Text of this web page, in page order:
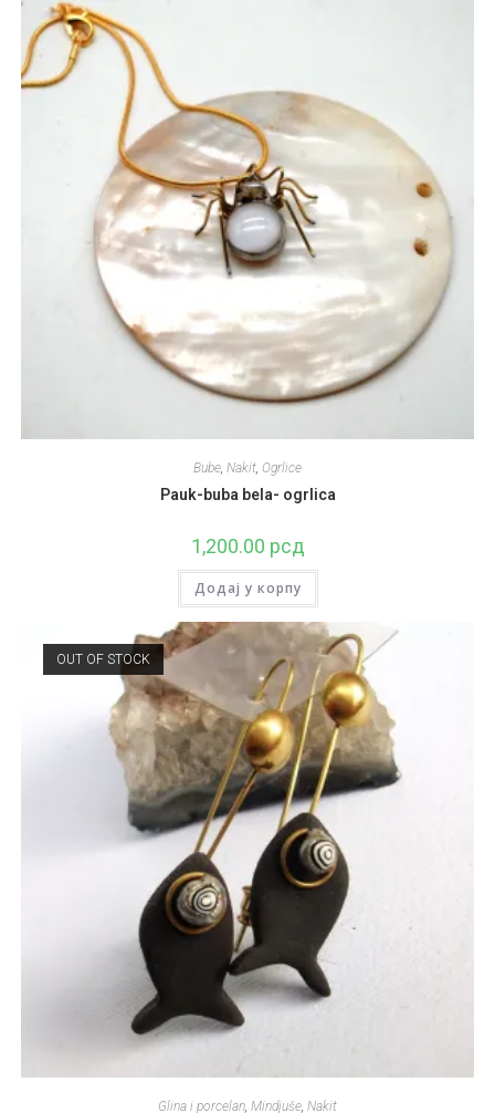
Bube, Nakit, Ogrlice
Pauk-buba bela- ogrlica
1,200.00 рсд
Додај у корпу
OUT OF STOCK
Glina i porcelan, Mindjuše, Nakit